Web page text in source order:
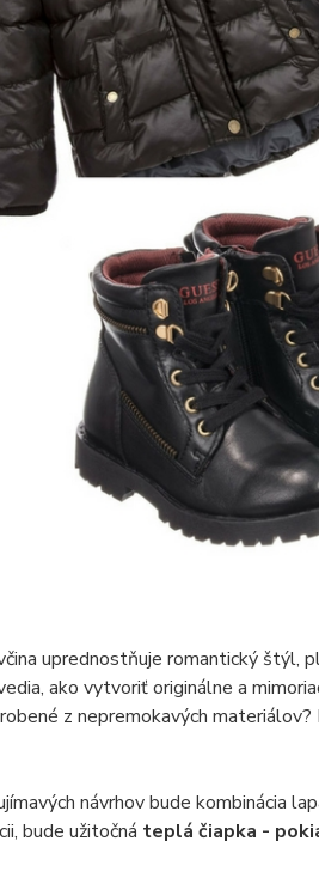
uprednostňuje romantický štýl,
ako vytvoriť originálne a
z nepremokavých
návrhov bude kombinácia
bude užitočná teplá čiapka -